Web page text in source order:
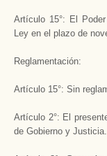
Artículo 15°: El
Ley en el plazo de
Reglamentación:
Artículo 15°: Sin
Artículo 2°: El
de Gobierno y Justicia.